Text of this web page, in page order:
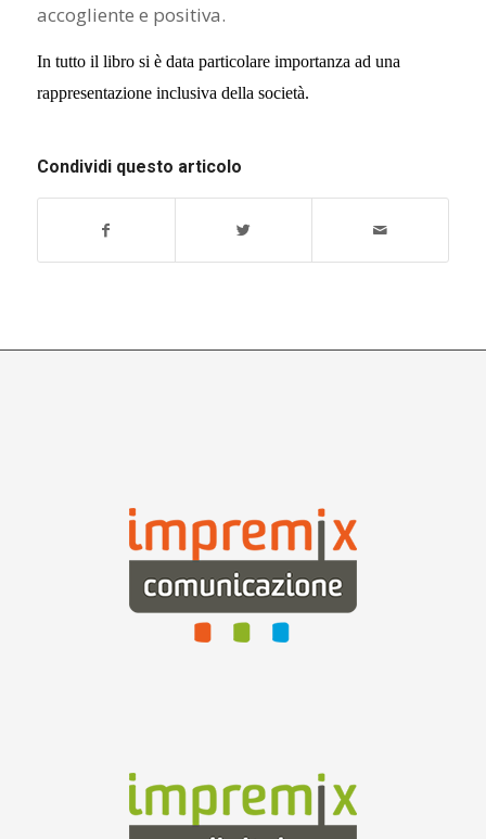
accogliente e positiva.
In tutto il libro si è data particolare importanza ad una
rappresentazione inclusiva della società.
Condividi questo articolo